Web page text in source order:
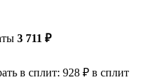
3 711 ₽
в сплит: 928 ₽ в сплит